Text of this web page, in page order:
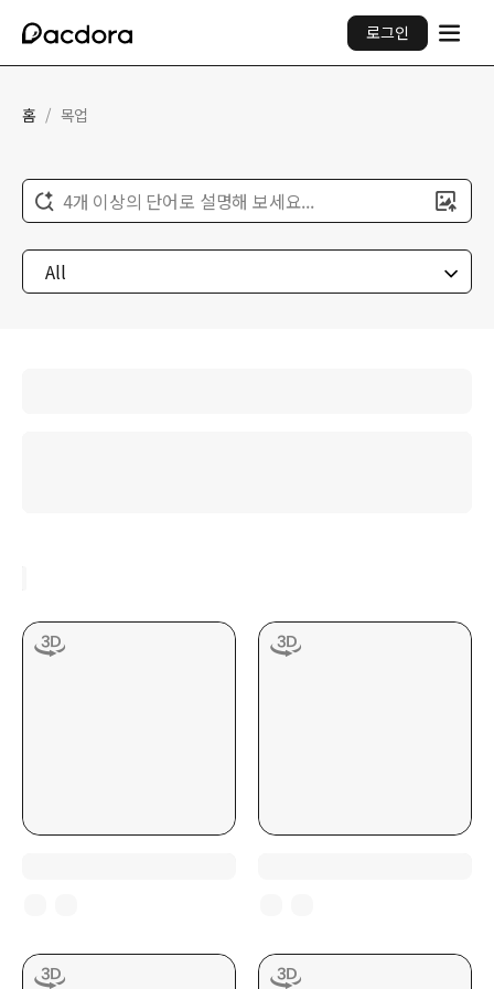
로그인
홈 / 목업
4개 이상의 단어로 설명해 보세요...
All